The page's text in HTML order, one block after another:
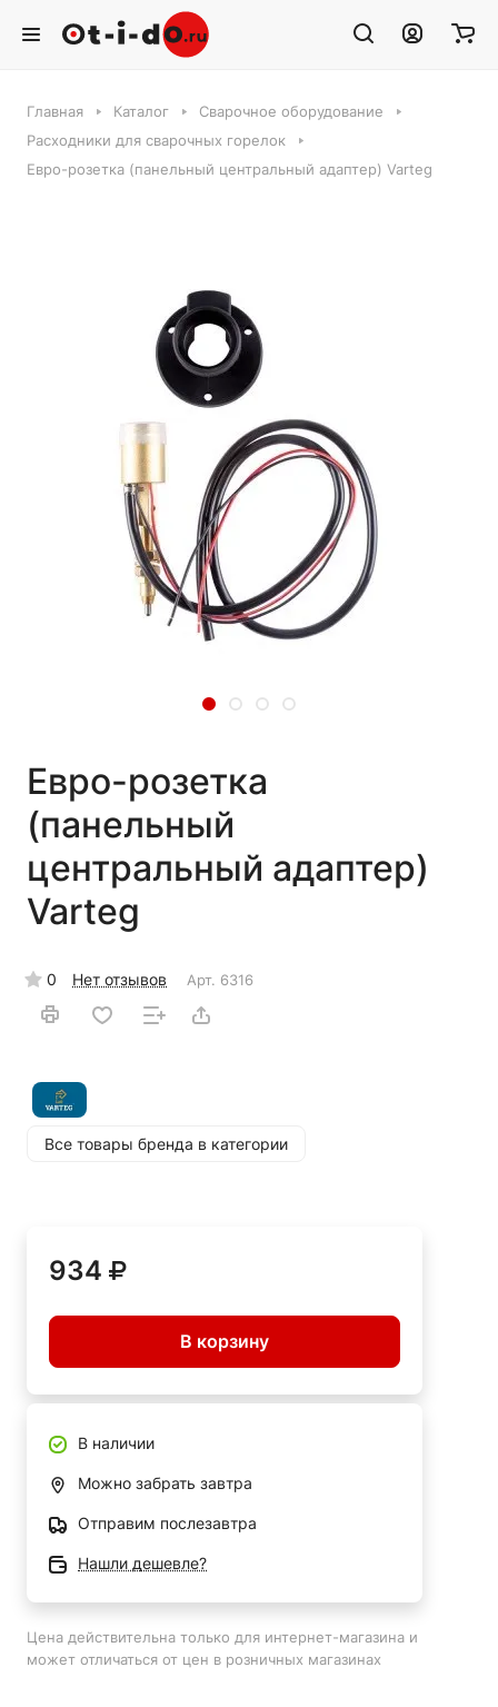
Главная Каталог
Сварочное оборудование
Расходники для сварочных горелок
Евро-розетка (панельный центральный адаптер) Varteg
Евро-розетка
(панельный
центральный адаптер)
Varteg
0 Нет отзывов Арт. 6316
Все товары бренда в категории
934
В корзину
В наличии
Можно забрать завтра
Отправим послезавтра
Нашли дешевле?
Цена действительна только для интернет-магазина и
может отличаться от цен в розничных магазинах